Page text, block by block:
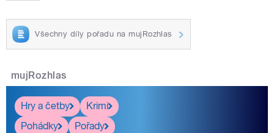
Všechny díly pořadu na mujRozhlas
mujRozhlas
Hry a četby
Krimi
Pohádky
Pořady